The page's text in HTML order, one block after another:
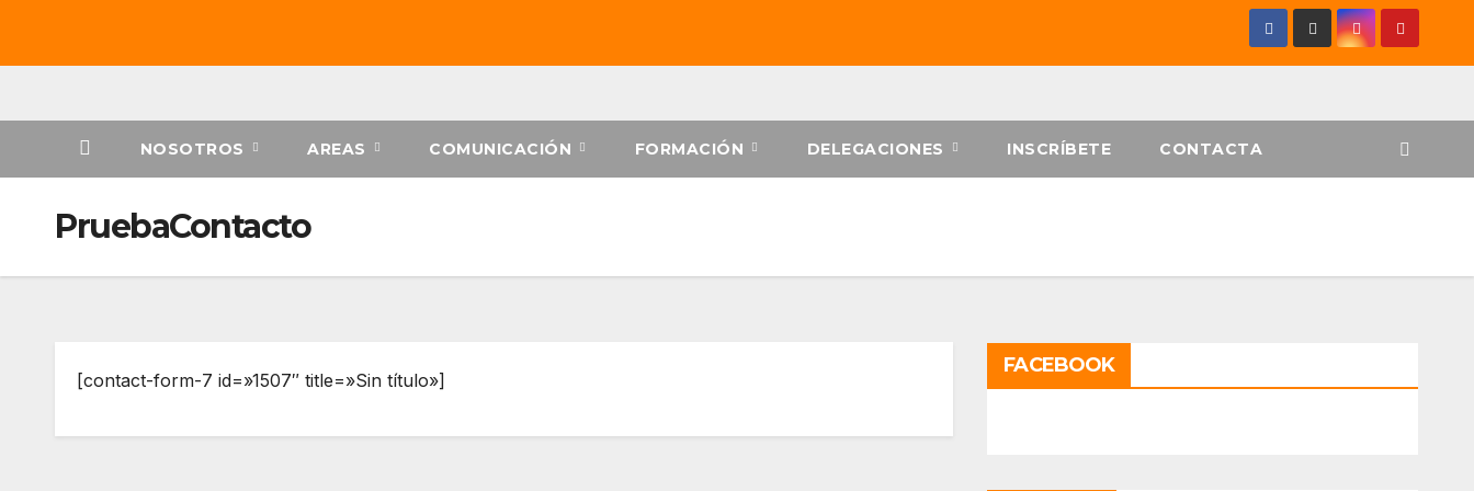
NOSOTROS AREAS COMUNICACIÓN FORMACIÓN DELEGACIONES INSCRÍBETE CONTACTA
PruebaContacto
[contact-form-7 id=»1507″ title=»Sin título»]
FACEBOOK